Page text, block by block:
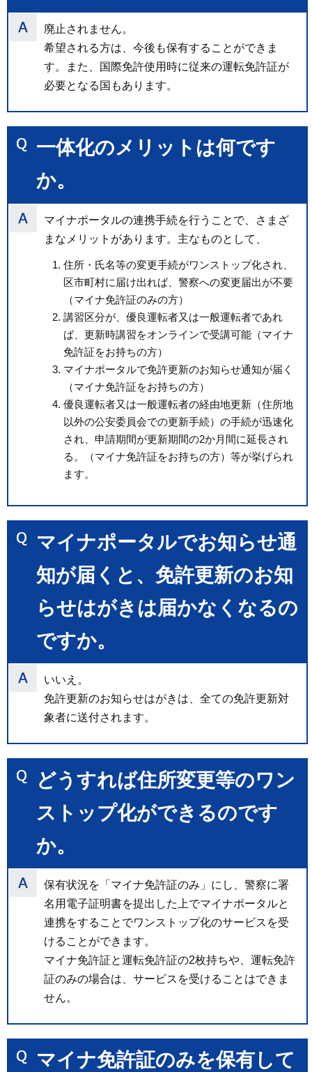
廃止されません。
希望される方は、今後も保有することができま
す。また、国際免許使用時に従来の運転免許証が
必要となる国もあります。
一体化のメリットは何です
か。
マイナポータルの連携手続を行うことで、さまざ
まなメリットがあります。主なものとして、
住所・氏名等の変更手続がワンストップ化され、
区市町村に届け出れば、警察への変更届出が不要
（マイナ免許証のみの方）
講習区分が、優良運転者又は一般運転者であれ
ば、更新時講習をオンラインで受講可能（マイナ
免許証をお持ちの方）
マイナポータルで免許更新のお知らせ通知が届く
（マイナ免許証をお持ちの方）
優良運転者又は一般運転者の経由地更新（住所地
以外の公安委員会での更新手続）の手続が迅速化
され、申請期間が更新期間の2か月間に延長され
る。（マイナ免許証をお持ちの方）等が挙げられ
ます。
マイナポータルでお知らせ通
知が届くと、免許更新のお知
らせはがきは届かなくなるの
ですか。
いいえ。
免許更新のお知らせはがきは、全ての免許更新対
象者に送付されます。
どうすれば住所変更等のワン
ストップ化ができるのです
か。
保有状況を「マイナ免許証のみ」にし、警察に署
名用電子証明書を提出した上でマイナポータルと
連携をすることでワンストップ化のサービスを受
けることができます。
マイナ免許証と運転免許証の2枚持ちや、運転免許
証のみの場合は、サービスを受けることはできま
せん。
マイナ免許証のみを保有して